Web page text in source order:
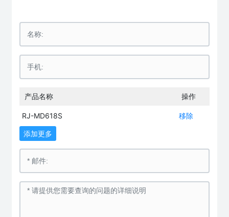
产品名称 操作
RJ-MD618S 移除
添加更多